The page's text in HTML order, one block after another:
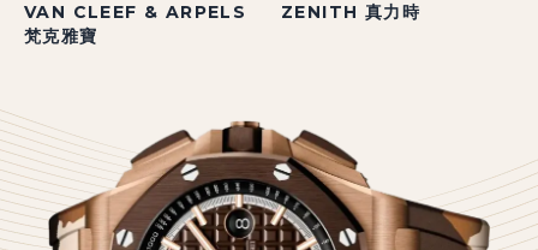
VAN CLEEF & ARPELS
梵克雅寶
ZENITH 真力時